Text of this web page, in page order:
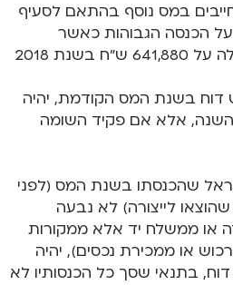
חייבים במס נוסף בהתאם לסעיף
על הכנסה הגבוהות כאשר
ההכנסה החייבת עולה על 641,880 ש"ח בשנת 2018
דוח בשנת המס הקודמת, יהיה
השנה, אלא אם פקיד השומה
שהכנסתו בשנת המס (לפני
שהוצאו לייצורה) לא נבעה
או ממשלח יד אלא ממקורות
או ממכירת נכסים), יהיה
בתנאי שסך כל הכנסותיו לא